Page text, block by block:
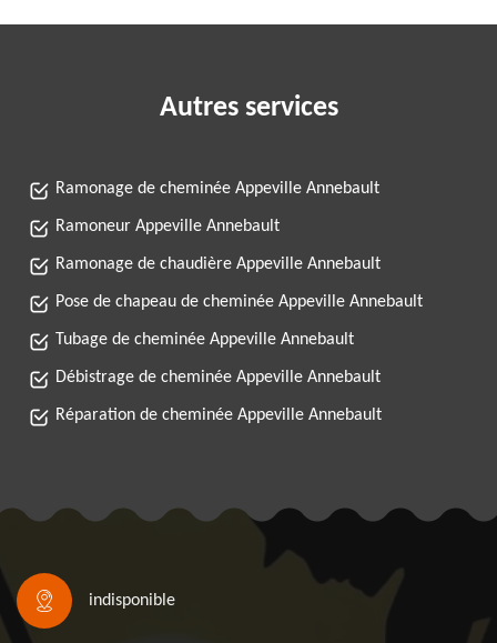
Autres services
Ramonage de cheminée Appeville Annebault
Ramoneur Appeville Annebault
Ramonage de chaudière Appeville Annebault
Pose de chapeau de cheminée Appeville Annebault
Tubage de cheminée Appeville Annebault
Débistrage de cheminée Appeville Annebault
Réparation de cheminée Appeville Annebault
indisponible